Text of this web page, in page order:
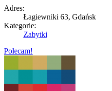
Adres:
Łagiewniki 63, Gdańsk
Kategorie:
Zabytki
Polecam!